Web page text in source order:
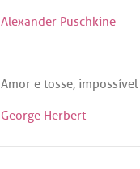
Alexander Puschkine
Amor e tosse, impossível
George Herbert